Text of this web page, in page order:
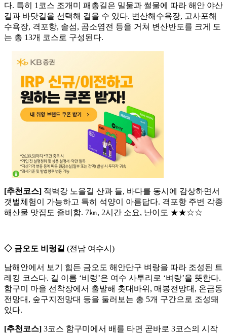
다. 특히 1코스 조개미 패총길은 밀물과 썰물에 따라 해안 야산
길과 바닷길을 선택해 걸을 수 있다. 변산해수욕장, 고사포해
수욕장, 격포항, 솔섬, 곰소염전 등을 거쳐 변산반도를 크게 도
는 총 13개 코스로 구성된다.
[추천코스] 적벽강 노을길 산과 들, 바다를 동시에 감상하면서
갯벌체험이 가능하고 특히 석양이 아름답다. 격포항 주변 각종
해산물 맛집도 즐비함. 7㎞, 2시간 소요, 난이도 ★★☆☆
◇ 금오도 비렁길 (전남 여수시)
남해안에서 보기 힘든 금오도 해안단구 벼랑을 따라 조성된 트
레킹 코스다. 길 이름 ‘비렁’은 여수 사투리로 ‘벼랑’을 뜻한다.
함구미 마을 선착장에서 출발해 촛대바위, 매봉전망대, 온금동
전망대, 숲구지전망대 등을 둘러보는 총 5개 구간으로 조성돼
있다.
[추천코스] 3코스 함구미에서 배를 타면 곧바로 3코스의 시작